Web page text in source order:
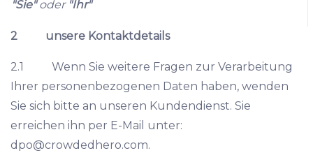
"Sie"oder "Ihr"
2 unsere Kontaktdetails
2.1 Wenn Sie weitere Fragen zur Verarbeitung
Ihrer personenbezogenen Daten haben, wenden
Sie sich bitte an unseren Kundendienst. Sie
erreichen ihn per E-Mail unter:
dpo@crowdedhero.com.